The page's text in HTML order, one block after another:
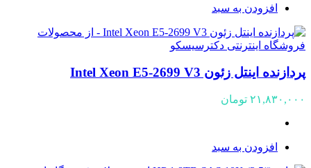
افزودن به سبد
پردازنده اینتل زئون Intel Xeon E5-2699 V3
۲۱,۸۳۰,۰۰۰ تومان
افزودن به سبد